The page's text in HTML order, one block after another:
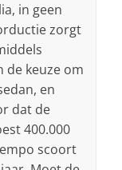
in geen
zorgt
de keuze om
en
dat de
400.000
scoort